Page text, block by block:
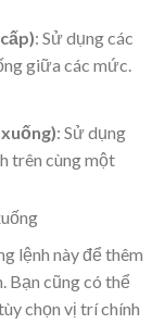
: Sử dụng các
giữa các mức.
: Sử dụng
trên cùng một
lệnh này để thêm
Bạn cũng có thể
chọn vị trí chính